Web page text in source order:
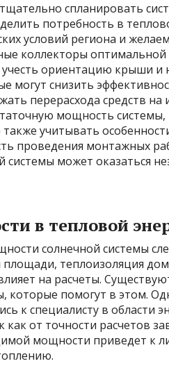
спланировать
потребность в
условий региона и
коллекторы
ориентацию крыши и
могут снизить
перерасхода средств на
мощность системы,
учитывать
проведения монтажных
системы может оказаться
в тепловой
солнечной системы
теплоизоляция
на расчеты.
которые помогут в этом.
к специалисту в области
от точности расчетов
мощности приведет к